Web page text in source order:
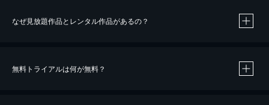
なぜ見放題作品とレンタル作品があるの？
無料トライアルは何が無料？